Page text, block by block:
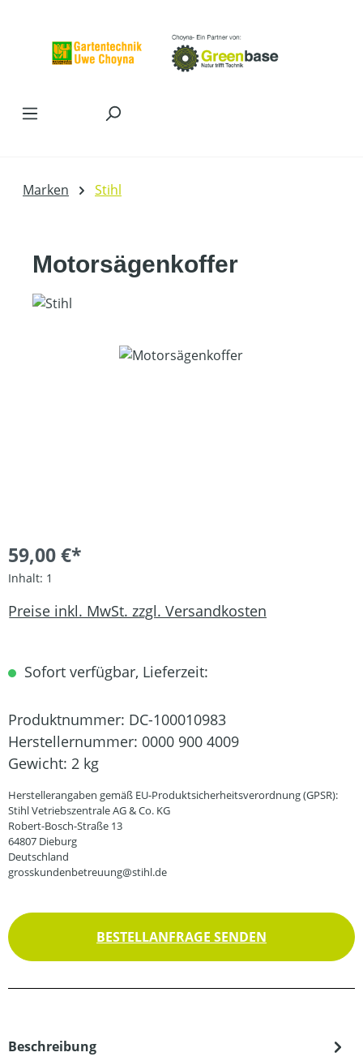
Marken Stihl
Motorsägenkoffer
Bildergalerie überspringen
59,00 €*
Inhalt: 1
Preise inkl. MwSt. zzgl. Versandkosten
Sofort verfügbar, Lieferzeit:
Produktnummer: DC-100010983
Herstellernummer: 0000 900 4009
Gewicht: 2 kg
Herstellerangaben gemäß EU-Produktsicherheitsverordnung (GPSR):
Stihl Vetriebszentrale AG & Co. KG
Robert-Bosch-Straße 13
64807 Dieburg
Deutschland
grosskundenbetreuung@stihl.de
BESTELLANFRAGE SENDEN
Beschreibung